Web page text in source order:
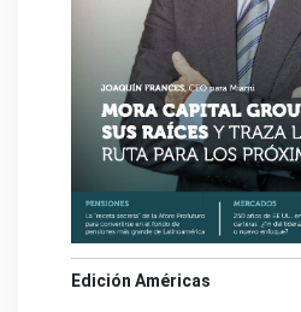
Edición Américas